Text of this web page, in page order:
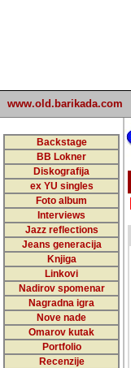
www.old.barikada.com
Backstage
BB Lokner
Diskografija
ex YU singles
Foto album
Interviews
Jazz reflections
Jeans generacija
Knjiga
Linkovi
Nadirov spomenar
Nagradna igra
Nove nade
Omarov kutak
Portfolio
Recenzije